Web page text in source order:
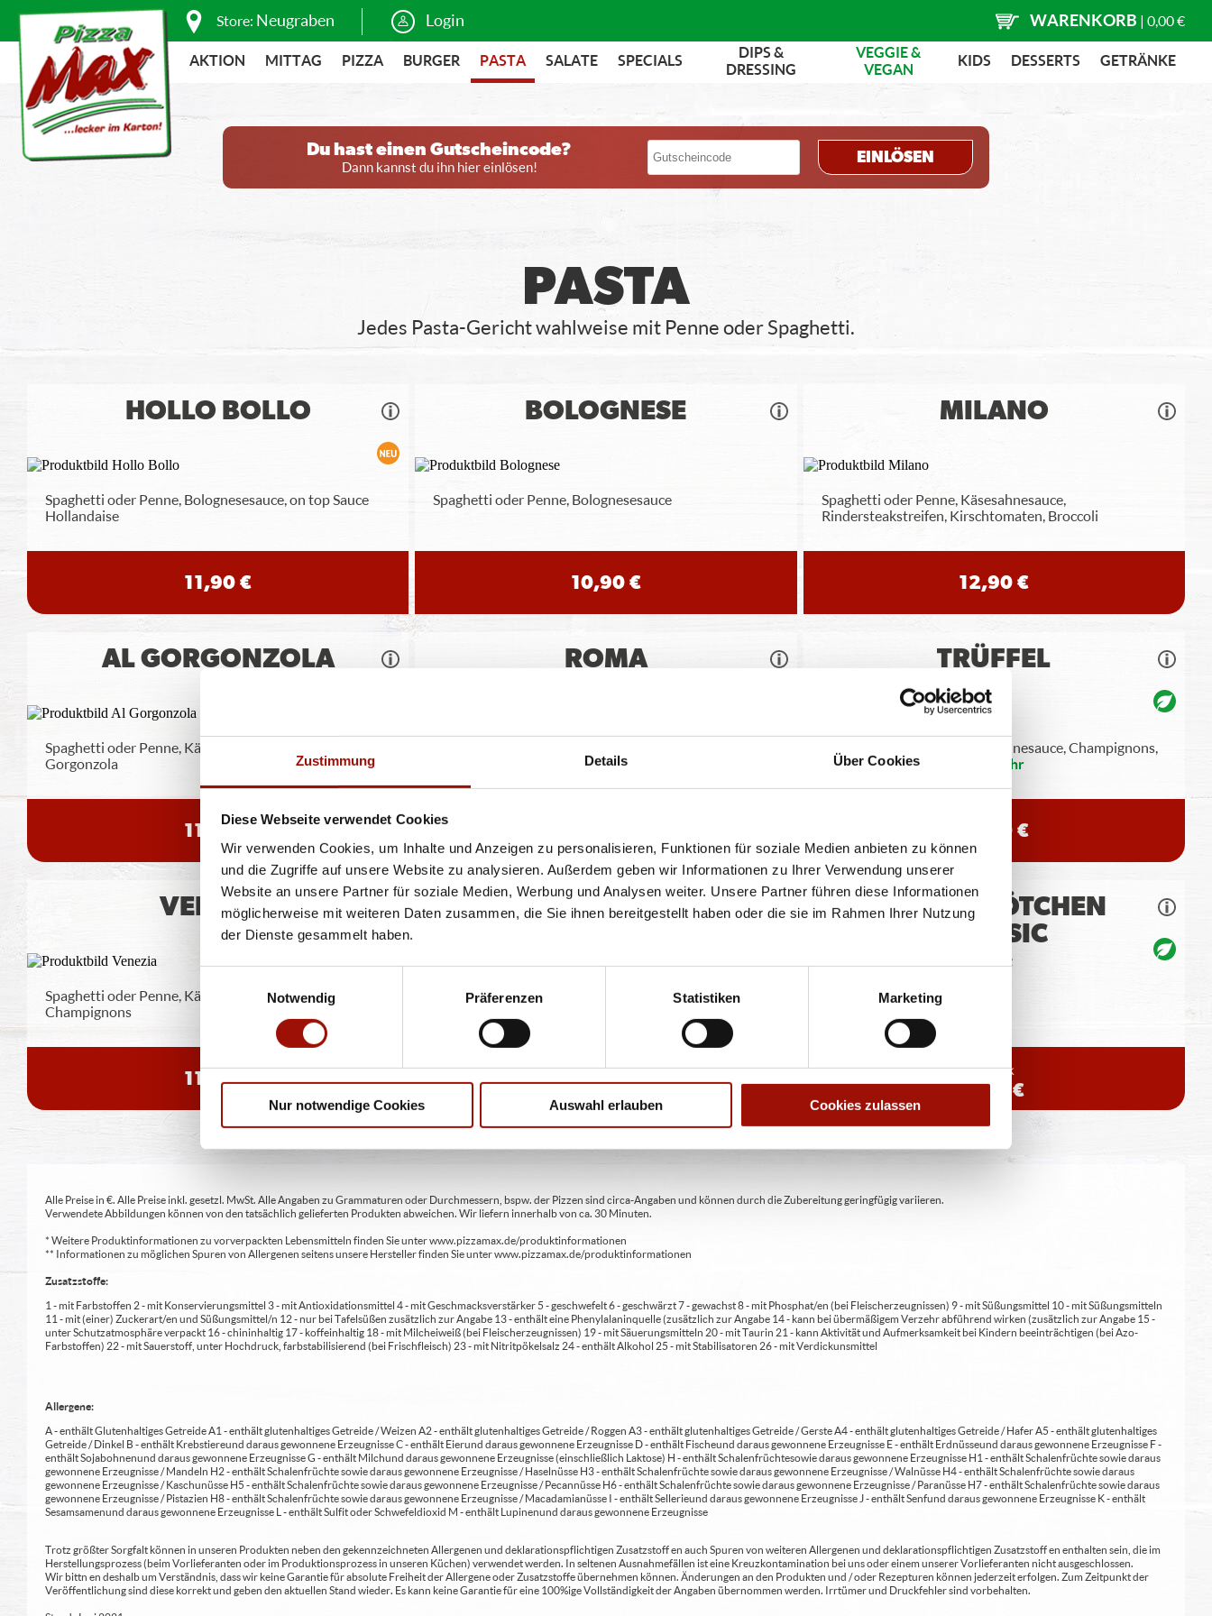
Zustimmung Details Über Cookies
Diese Webseite verwendet Cookies
Wir verwenden Cookies, um Inhalte und Anzeigen zu personalisieren, Funktionen für soziale Medien anbieten zu können
und die Zugriffe auf unsere Website zu analysieren. Außerdem geben wir Informationen zu Ihrer Verwendung unserer
Website an unsere Partner für soziale Medien, Werbung und Analysen weiter. Unsere Partner führen diese Informationen
möglicherweise mit weiteren Daten zusammen, die Sie ihnen bereitgestellt haben oder die sie im Rahmen Ihrer Nutzung
der Dienste gesammelt haben.
Notwendig
Präferenzen Statistiken Marketing
Nur notwendige Cookies Auswahl erlauben Cookies zulassen
Store: Neugraben Login WARENKORB | 0,00 €
AKTION MITTAG PIZZA BURGER PASTA SALATE SPECIALS
DIPS &
DRESSING
VEGGIE &
VEGAN
KIDS DESSERTS GETRÄNKE
Du hast einen Gutscheincode?
Dann kannst du ihn hier einlösen!
EINLÖSEN
PASTA
Jedes Pasta-Gericht wahlweise mit Penne oder Spaghetti.
HOLLO BOLLO
Spaghetti oder Penne, Bolognesesauce, on top Sauce
Hollandaise
11,90 €
BOLOGNESE
Spaghetti oder Penne, Bolognesesauce
10,90 €
MILANO
Spaghetti oder Penne, Käsesahnesauce,
Rindersteakstreifen, Kirschtomaten, Broccoli
12,90 €
AL GORGONZOLA
Spaghetti oder Penne, Käsesahnesauce, Gouda,
Gorgonzola
11,90 €
ROMA
Rucola, Kirschtomaten, Gran...mehr
TRÜFFEL
Spaghetti oder Penne, Käsesahnesauce, Champignons,
Gran Moravia (Hartkäse),
mehr
12,40 €
VENEZIA
Spaghetti oder Penne, Käsesahnesauce, Hinterschinken,
Champignons
11,40 €
PASTA SALAT
Penne, Rucola, Kirschtomaten, in Basilikumpesto
10,90 €
PIZZABRÖTCHEN
CLASSIC
Gebackener Pizzateig
8 Stück
3,99 €
Alle Preise in €. Alle Preise inkl. gesetzl. MwSt. Alle Angaben zu Grammaturen oder Durchmessern, bspw. der Pizzen sind circa-Angaben und können durch die Zubereitung geringfügig variieren.
Verwendete Abbildungen können von den tatsächlich gelieferten Produkten abweichen. Wir liefern innerhalb von ca. 30 Minuten.
* Weitere Produktinformationen zu vorverpackten Lebensmitteln finden Sie unter www.pizzamax.de/produktinformationen
** Informationen zu möglichen Spuren von Allergenen seitens unsere Hersteller finden Sie unter www.pizzamax.de/produktinformationen
Zusatzstoffe:
1 - mit Farbstoffen 2 - mit Konservierungsmittel 3 - mit Antioxidationsmittel 4 - mit Geschmacksverstärker 5 - geschwefelt 6 - geschwärzt 7 - gewachst 8 - mit Phosphat/en (bei Fleischerzeugnissen) 9 - mit Süßungsmittel 10 - mit Süßungsmitteln
11 - mit (einer) Zuckerart/en und Süßungsmittel/n 12 - nur bei Tafelsüßen zusätzlich zur Angabe 13 - enthält eine Phenylalaninquelle (zusätzlich zur Angabe 14 - kann bei übermäßigem Verzehr abführend wirken (zusätzlich zur Angabe 15 -
unter Schutzatmosphäre verpackt 16 - chininhaltig 17 - koffeinhaltig 18 - mit Milcheiweiß (bei Fleischerzeugnissen) 19 - mit Säuerungsmitteln 20 - mit Taurin 21 - kann Aktivität und Aufmerksamkeit bei Kindern beeinträchtigen (bei Azo-
Farbstoffen) 22 - mit Sauerstoff, unter Hochdruck, farbstabilisierend (bei Frischfleisch) 23 - mit Nitritpökelsalz 24 - enthält Alkohol 25 - mit Stabilisatoren 26 - mit Verdickunsmittel
Allergene:
A - enthält Glutenhaltiges Getreide A1 - enthält glutenhaltiges Getreide / Weizen A2 - enthält glutenhaltiges Getreide / Roggen A3 - enthält glutenhaltiges Getreide / Gerste A4 - enthält glutenhaltiges Getreide / Hafer A5 - enthält glutenhaltiges
Getreide / Dinkel B - enthält Krebstiere und daraus gewonnene Erzeugnisse C - enthält Eier und daraus gewonnene Erzeugnisse D - enthält Fische und daraus gewonnene Erzeugnisse E - enthält Erdnüsse und daraus gewonnene Erzeugnisse F -
enthält Sojabohnen und daraus gewonnene Erzeugnisse G - enthält Milch und daraus gewonnene Erzeugnisse (einschließlich Laktose) H - enthält Schalenfrüchte sowie daraus gewonnene Erzeugnisse H1 - enthält Schalenfrüchte sowie daraus
gewonnene Erzeugnisse / Mandeln H2 - enthält Schalenfrüchte sowie daraus gewonnene Erzeugnisse / Haselnüsse H3 - enthält Schalenfrüchte sowie daraus gewonnene Erzeugnisse / Walnüsse H4 - enthält Schalenfrüchte sowie daraus
gewonnene Erzeugnisse / Kaschunüsse H5 - enthält Schalenfrüchte sowie daraus gewonnene Erzeugnisse / Pecannüsse H6 - enthält Schalenfrüchte sowie daraus gewonnene Erzeugnisse / Paranüsse H7 - enthält Schalenfrüchte sowie daraus
gewonnene Erzeugnisse / Pistazien H8 - enthält Schalenfrüchte sowie daraus gewonnene Erzeugnisse / Macadamianüsse I - enthält Sellerie und daraus gewonnene Erzeugnisse J - enthält Senf und daraus gewonnene Erzeugnisse K - enthält
Sesamsamen und daraus gewonnene Erzeugnisse L - enthält Sulfit oder Schwefeldioxid M - enthält Lupinen und daraus gewonnene Erzeugnisse
Trotz größter Sorgfalt können in unseren Produkten neben den gekennzeichneten Allergenen und deklarationspflichtigen Zusatzstoff en auch Spuren von weiteren Allergenen und deklarationspflichtigen Zusatzstoff en enthalten sein, die im
Herstellungsprozess (beim Vorlieferanten oder im Produktionsprozess in unseren Küchen) verwendet werden. In seltenen Ausnahmefällen ist eine Kreuzkontamination bei uns oder einem unserer Vorlieferanten nicht ausgeschlossen.
Wir bittn en deshalb um Verständnis, dass wir keine Garantie für absolute Freiheit der Allergene oder Zusatzstoffe übernehmen können. Änderungen an den Produkten und / oder Rezepturen können jederzeit erfolgen. Zum Zeitpunkt der
Veröffentlichung sind diese korrekt und geben den aktuellen Stand wieder. Es kann keine Garantie für eine 100%ige Vollständigkeit der Angaben übernommen werden. Irrtümer und Druckfehler sind vorbehalten.